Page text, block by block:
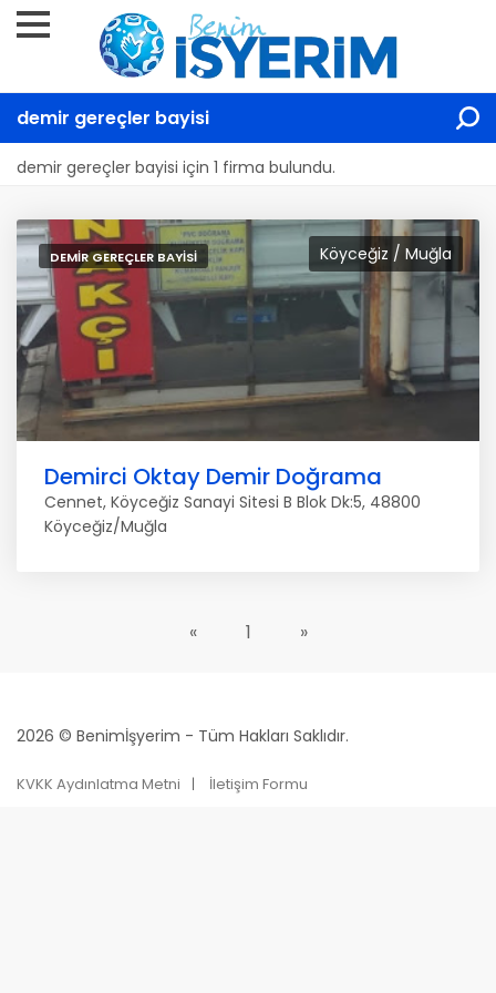
demir gereçler bayisi
demir gereçler bayisi için 1 firma bulundu.
Köyceğiz / Muğla
DEMIR GEREÇLER BAYISI
Demirci Oktay Demir Doğrama
Cennet, Köyceğiz Sanayi Sitesi B Blok Dk:5, 48800
Köyceğiz/Muğla
« 1 »
2026 © Benimİşyerim - Tüm Hakları Saklıdır.
KVKK Aydınlatma Metni İletişim Formu